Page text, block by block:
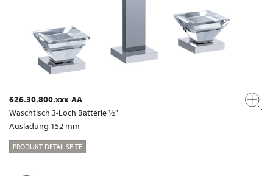
626.30.800.xxx-AA
Waschtisch 3-Loch Batterie ½"
Ausladung 152 mm
PRODUKT-DETAILSEITE